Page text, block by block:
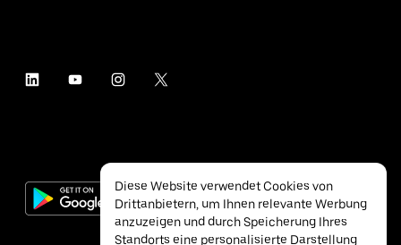
Diese Website verwendet Cookies von
Drittanbietern, um Ihnen relevante Werbung
anzuzeigen und durch Speicherung Ihres
Standorts eine personalisierte Darstellung